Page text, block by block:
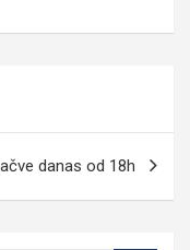
danas od 18h